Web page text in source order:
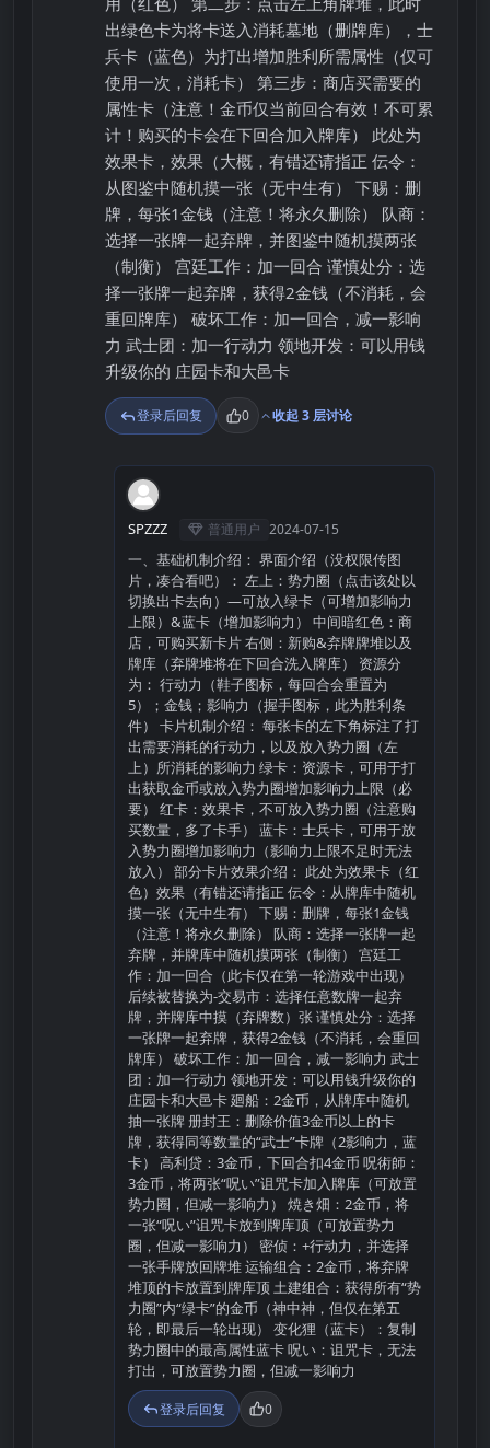
出绿色卡为将卡送入消耗墓地（删牌库），士
兵卡（蓝色）为打出增加胜利所需属性（仅可
使用一次，消耗卡） 第三步：商店买需要的
属性卡（注意！金币仅当前回合有效！不可累
计！购买的卡会在下回合加入牌库） 此处为
效果卡，效果（大概，有错还请指正 伝令：
从图鉴中随机摸一张（无中生有） 下赐：删
牌，每张1金钱（注意！将永久删除） 队商：
选择一张牌一起弃牌，并图鉴中随机摸两张
（制衡） 宫廷工作：加一回合 谨慎处分：选
择一张牌一起弃牌，获得2金钱（不消耗，会
重回牌库） 破坏工作：加一回合，减一影响
力 武士团：加一行动力 领地开发：可以用钱
升级你的 庄园卡和大邑卡
登录后回复 0 收起 3 层讨论
S
SPZZZ 普通用户 2024-07-15
一、基础机制介绍： 界面介绍（没权限传图
片，凑合看吧）： 左上：势力圈（点击该处以
切换出卡去向）—可放入绿卡（可增加影响力
上限）&蓝卡（增加影响力） 中间暗红色：商
店，可购买新卡片 右侧：新购&弃牌牌堆以及
牌库（弃牌堆将在下回合洗入牌库） 资源分
为： 行动力（鞋子图标，每回合会重置为
5）；金钱；影响力（握手图标，此为胜利条
件） 卡片机制介绍： 每张卡的左下角标注了打
出需要消耗的行动力，以及放入势力圈（左
上）所消耗的影响力 绿卡：资源卡，可用于打
出获取金币或放入势力圈增加影响力上限（必
要） 红卡：效果卡，不可放入势力圈（注意购
买数量，多了卡手） 蓝卡：士兵卡，可用于放
入势力圈增加影响力（影响力上限不足时无法
放入） 部分卡片效果介绍： 此处为效果卡（红
色）效果（有错还请指正 伝令：从牌库中随机
摸一张（无中生有） 下赐：删牌，每张1金钱
（注意！将永久删除） 队商：选择一张牌一起
弃牌，并牌库中随机摸两张（制衡） 宫廷工
作：加一回合（此卡仅在第一轮游戏中出现）
后续被替换为-交易市：选择任意数牌一起弃
牌，并牌库中摸（弃牌数）张 谨慎处分：选择
一张牌一起弃牌，获得2金钱（不消耗，会重回
牌库） 破坏工作：加一回合，减一影响力 武士
团：加一行动力 领地开发：可以用钱升级你的
庄园卡和大邑卡 廻船：2金币，从牌库中随机
抽一张牌 册封王：删除价值3金币以上的卡
牌，获得同等数量的“武士”卡牌（2影响力，蓝
卡） 高利贷：3金币，下回合扣4金币 呪術師：
3金币，将两张“呪い”诅咒卡加入牌库（可放置
势力圈，但减一影响力） 焼き畑：2金币，将
一张“呪い”诅咒卡放到牌库顶（可放置势力
圈，但减一影响力） 密侦：+行动力，并选择
一张手牌放回牌堆 运输组合：2金币，将弃牌
堆顶的卡放置到牌库顶 土建组合：获得所有“势
力圈”内“绿卡”的金币（神中神，但仅在第五
轮，即最后一轮出现） 变化狸（蓝卡）：复制
势力圈中的最高属性蓝卡 呪い：诅咒卡，无法
打出，可放置势力圈，但减一影响力
登录后回复 0